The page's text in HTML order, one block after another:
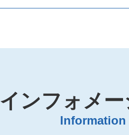
インフォメ
Information